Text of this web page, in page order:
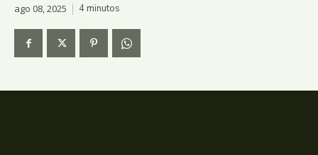
ago 08, 2025 4minutos